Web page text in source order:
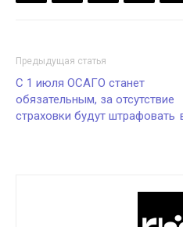
Предыдущая статья
C 1 июля ОСАГО станет
обязательным, за отсутствие
страховки будут штрафовать